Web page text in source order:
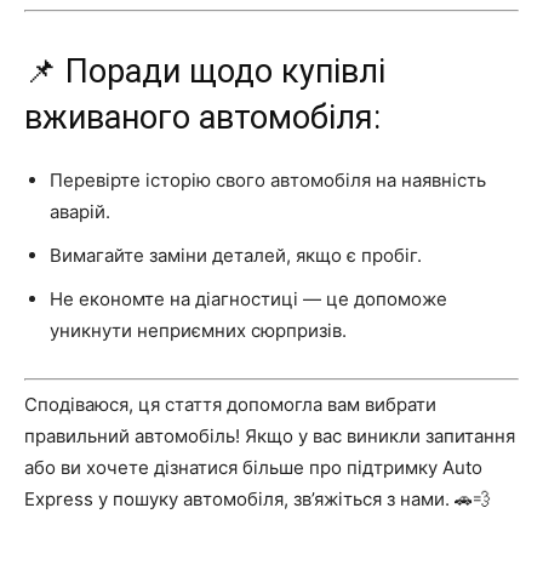
📌 Поради щодо купівлі
вживаного автомобіля:
Перевірте історію свого автомобіля на наявність
аварій.
Вимагайте заміни деталей, якщо є пробіг.
Не економте на діагностиці — це допоможе
уникнути неприємних сюрпризів.
Сподіваюся, ця стаття допомогла вам вибрати
правильний автомобіль! Якщо у вас виникли запитання
або ви хочете дізнатися більше про підтримку Auto
Express у пошуку автомобіля, зв’яжіться з нами. 🚗💨